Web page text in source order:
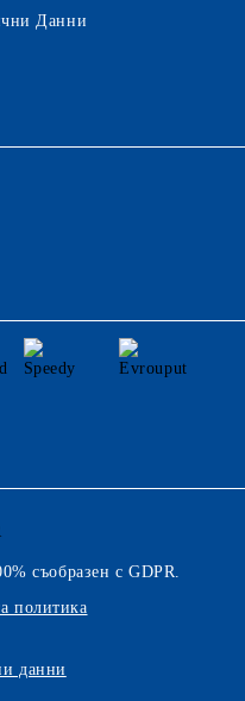
Данни
съобразен с GDPR.
политика
данни